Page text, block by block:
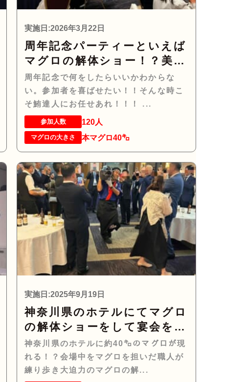
実施日:2026年3月22日
周年記念パーティーといえば
マグロの解体ショー！？美味
しい！楽しい！縁起がいい！
周年記念で何をしたらいいかわからな
い。参加者を喜ばせたい！！そんな時こ
そ鮪達人にお任せあれ！！！ ...
参加人数 120人
マグロの大きさ 本マグロ40㌔
実施日:2025年9月19日
神奈川県のホテルにてマグロ
の解体ショーをして宴会を盛
り上げるお手伝いをさせて頂
きました。
神奈川県のホテルに約40㌔のマグロが現
れる！？会場中をマグロを担いだ職人が
練り歩き大迫力のマグロの解...